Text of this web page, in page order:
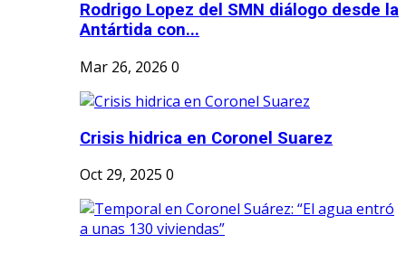
Rodrigo Lopez del SMN diálogo desde la
Antártida con...
Mar 26, 2026 0
Crisis hidrica en Coronel Suarez
Oct 29, 2025 0